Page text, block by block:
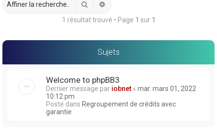
Rechercher
1 résultat trouvé • Page 1 sur 1
Sujets
Welcome to phpBB3
Dernier message par iobnet « mar. mars 01, 2022
10:12 pm
Posté dans Regroupement de crédits avec
garantie